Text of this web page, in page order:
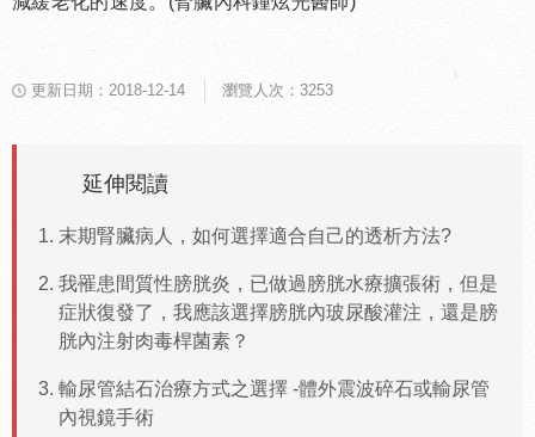
更新日期：2018-12-14 瀏覽人次：3253
延伸閱讀
末期腎臟病人，如何選擇適合自己的透析方法?
我罹患間質性膀胱炎，已做過膀胱水療擴張術，但是
症狀復發了，我應該選擇膀胱內玻尿酸灌注，還是膀
胱內注射肉毒桿菌素？
輸尿管結石治療方式之選擇 -體外震波碎石或輸尿管
內視鏡手術